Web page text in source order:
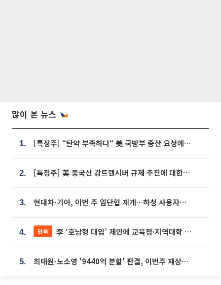
많이 본 뉴스
1. [특징주] “탄약 부족하다“ 美 국방부 증산 요청에⋯국내 방산주 급등세
2. [특징주] 美 중국산 광트랜시버 규제 추진에 대한광통신 등 광통신株 강세
3. 현대차·기아, 이번 주 임단협 재개…하청 사용자성 재심도 ‘변수’
4. 단독 李 ‘호남형 대입’ 제안에 교육청·지역대학 서·논술형 입시 연계 '착수'
5. 최태원·노소영 '9440억 분할' 판결, 이번주 재상고 여부 주목